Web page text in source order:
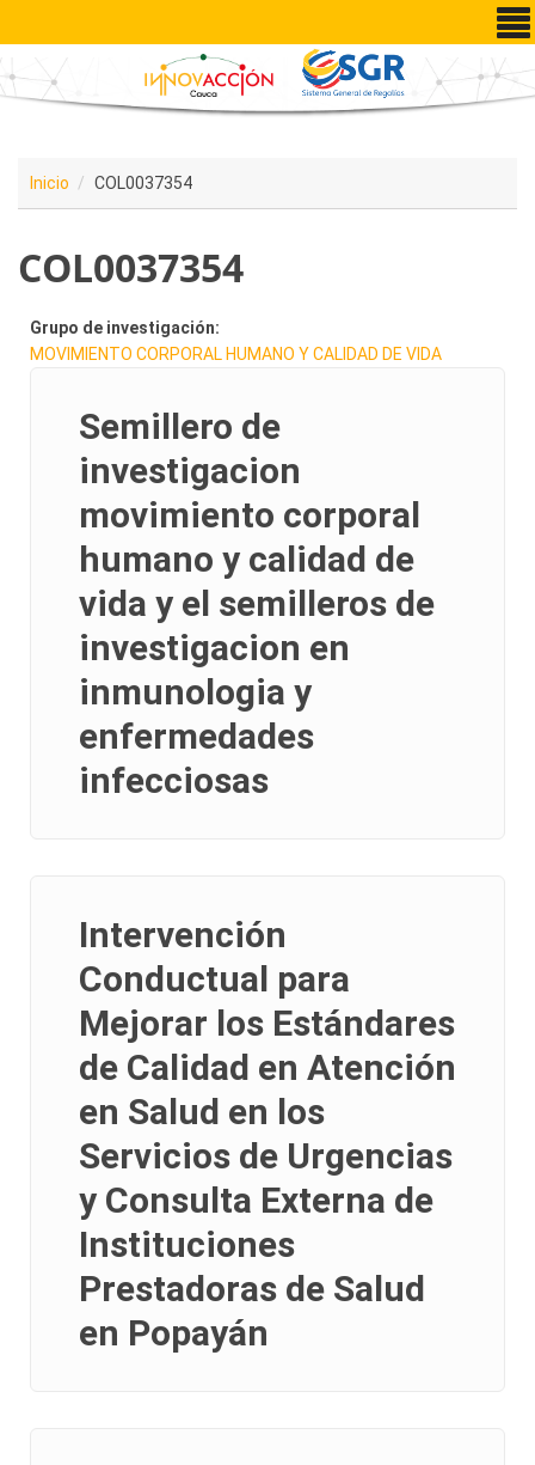
Pasar al contenido principal
Inicio COL0037354
COL0037354
Grupo de investigación:
MOVIMIENTO CORPORAL HUMANO Y CALIDAD DE VIDA
Semillero de
investigacion
movimiento corporal
humano y calidad de
vida y el semilleros de
investigacion en
inmunologia y
enfermedades
infecciosas
Intervención
Conductual para
Mejorar los Estándares
de Calidad en Atención
en Salud en los
Servicios de Urgencias
y Consulta Externa de
Instituciones
Prestadoras de Salud
en Popayán